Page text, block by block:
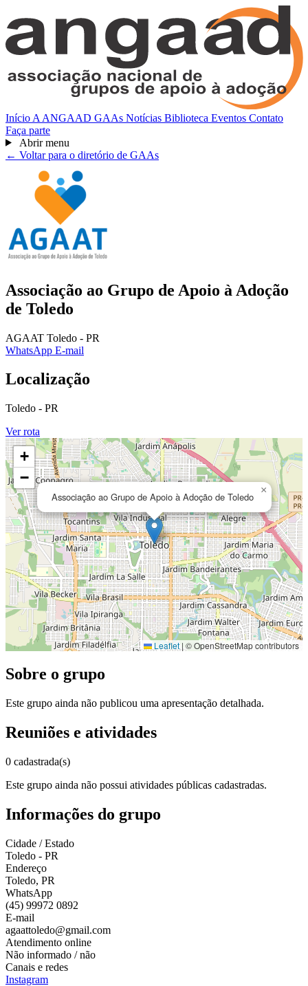
Início A ANGAAD GAAs Notícias Biblioteca Eventos Contato
Faça parte
Abrir menu
← Voltar para o diretório de GAAs
Associação ao Grupo de Apoio à Adoção
de Toledo
AGAAT Toledo - PR
WhatsApp E-mail
Localização
Toledo - PR
Ver rota
Associação ao Grupo de Apoio à Adoção de Toledo
×
+
−
Leaflet | © OpenStreetMap contributors
Sobre o grupo
Este grupo ainda não publicou uma apresentação detalhada.
Reuniões e atividades
0 cadastrada(s)
Este grupo ainda não possui atividades públicas cadastradas.
Informações do grupo
Cidade / Estado
Toledo - PR
Endereço
Toledo, PR
WhatsApp
(45) 99972 0892
E-mail
agaattoledo@gmail.com
Atendimento online
Não informado / não
Canais e redes
Instagram